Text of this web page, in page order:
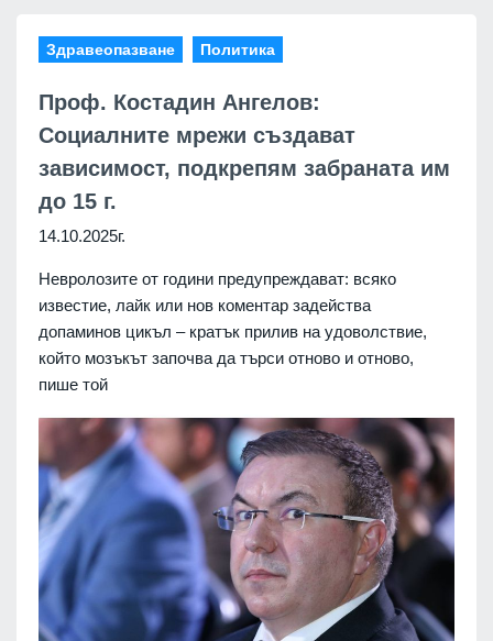
Здравеопазване Политика
Проф. Костадин Ангелов:
Социалните мрежи създават
зависимост, подкрепям забраната им
до 15 г.
14.10.2025г.
Невролозите от години предупреждават: всяко
известие, лайк или нов коментар задейства
допаминов цикъл – кратък прилив на удоволствие,
който мозъкът започва да търси отново и отново,
пише той